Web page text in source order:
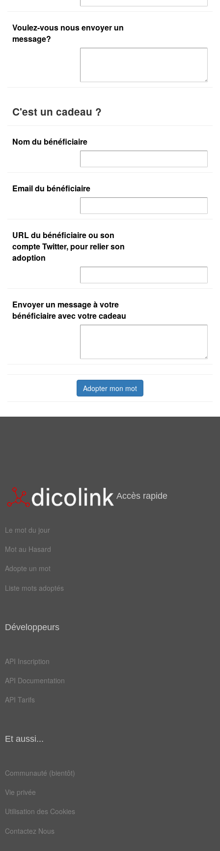
Voulez-vous nous envoyer un
message?
C'est un cadeau ?
Nom du bénéficiaire
Email du bénéficiaire
URL du bénéficiaire ou son
compte Twitter, pour relier son
adoption
Envoyer un message à votre
bénéficiaire avec votre cadeau
Adopter mon mot
Accès rapide
Le mot du jour
Mot au Hasard
Adopte un mot
Liste mots adoptés
Développeurs
API Inscription
API Documentation
API Tarifs
Et aussi...
Communauté (bientôt)
Vie privée
Utilisation des Cookies
Contactez Nous